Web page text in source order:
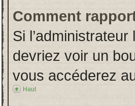
Comment
Si
devriez voir un
vous accéderez
Haut